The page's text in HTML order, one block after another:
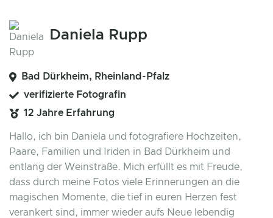
Daniela Rupp
Bad Dürkheim, Rheinland-Pfalz
verifizierte Fotografin
12 Jahre Erfahrung
Hallo, ich bin Daniela und fotografiere Hochzeiten,
Paare, Familien und Iriden in Bad Dürkheim und
entlang der Weinstraße. Mich erfüllt es mit Freude,
dass durch meine Fotos viele Erinnerungen an die
magischen Momente, die tief in euren Herzen fest
verankert sind, immer wieder aufs Neue lebendig